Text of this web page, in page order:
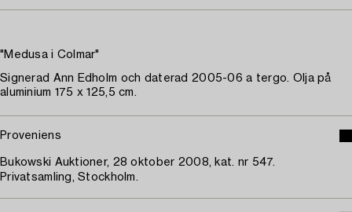
"Medusa i Colmar"
Signerad Ann Edholm och daterad 2005-06 a tergo. Olja på
aluminium 175 x 125,5 cm.
Proveniens
Bukowski Auktioner, 28 oktober 2008, kat. nr 547.
Privatsamling, Stockholm.